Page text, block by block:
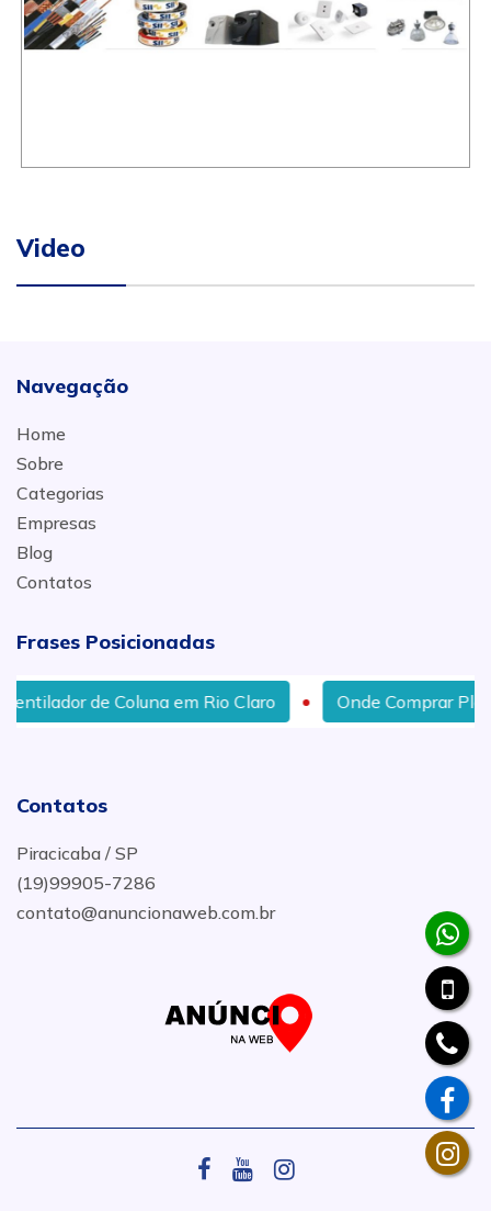
Video
Navegação
Home
Sobre
Categorias
Empresas
Blog
Contatos
Frases Posicionadas
Coluna em Rio Claro Onde Comprar Placa para
Contatos
Piracicaba / SP
(19)99905-7286
contato@anuncionaweb.com.br